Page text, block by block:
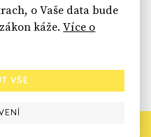
organizace však dál
o Vaše data bude
káže.Více o
VŠE